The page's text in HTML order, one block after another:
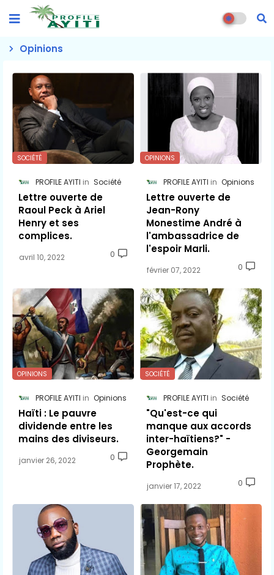
Opinions
SOCIÉTÉ
PROFILE AYITI Société
Lettre ouverte de
Raoul Peck à Ariel
Henry et ses
complices.
avril 10, 2022 0
OPINIONS
PROFILE AYITI Opinions
Lettre ouverte de
Jean-Rony
Monestime André à
l'ambassadrice de
l'espoir Marli.
février 07, 2022 0
OPINIONS
PROFILE AYITI Opinions
Haïti : Le pauvre
dividende entre les
mains des diviseurs.
janvier 26, 2022 0
SOCIÉTÉ
PROFILE AYITI Société
"Qu'est-ce qui
manque aux accords
inter-haïtiens?" -
Georgemain
Prophète.
janvier 17, 2022 0